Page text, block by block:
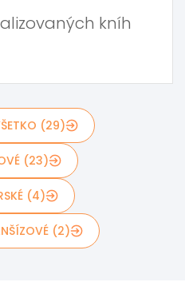
kníh
(29)
(23)
(4)
(2)